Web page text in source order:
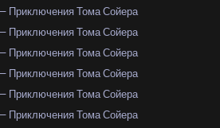
Приключения Тома Сойера
Приключения Тома Сойера
Приключения Тома Сойера
Приключения Тома Сойера
Приключения Тома Сойера
Приключения Тома Сойера